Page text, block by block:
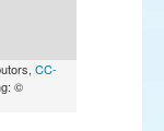
CC-
©